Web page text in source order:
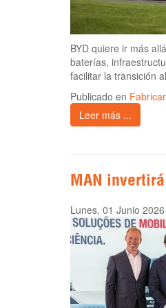
BYD quiere ir más
baterías,
facilitar la transición
Publicado en
Leer más ...
MAN
Lunes, 01 Junio